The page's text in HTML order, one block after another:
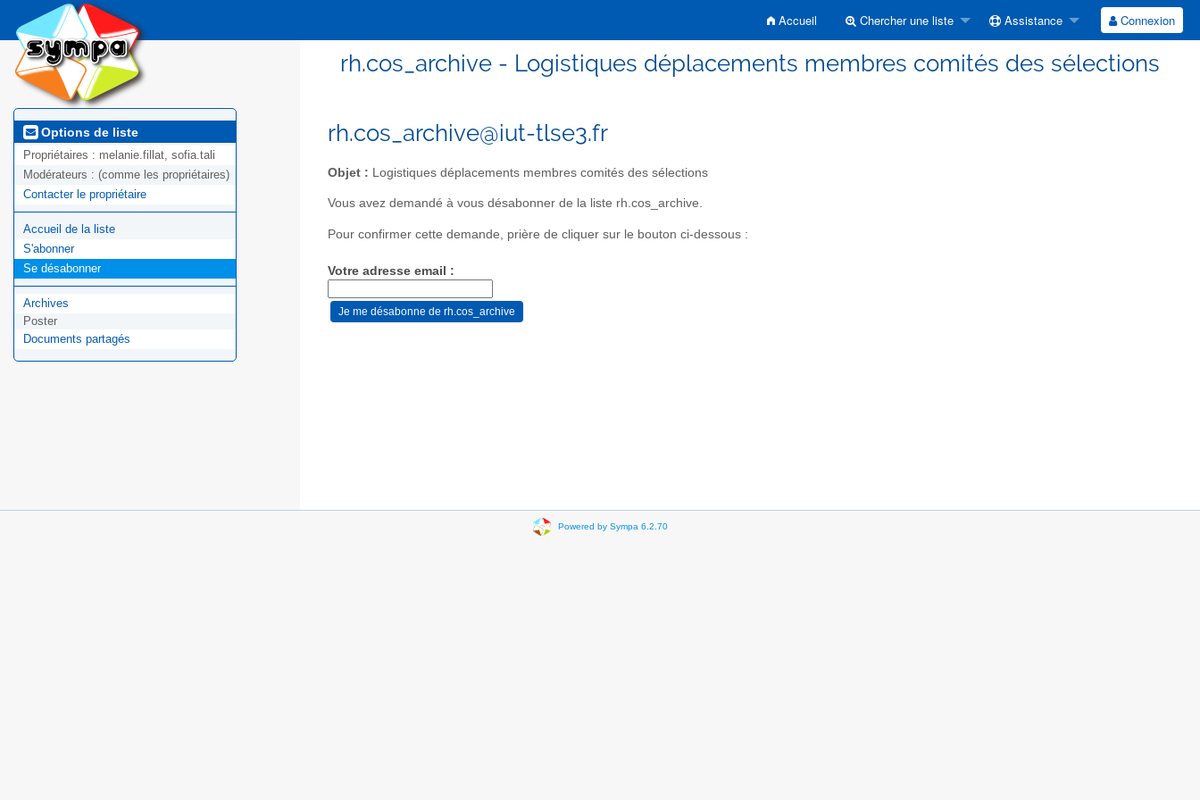
Accueil Chercher une liste Assistance Connexion
rh.cos_archive - Logistiques déplacements membres comités des sélections
Options de liste
Propriétaires : melanie.fillat, sofia.tali
Modérateurs : (comme les propriétaires)
Contacter le propriétaire
Accueil de la liste
S'abonner
Se désabonner
Archives
Poster
Documents partagés
rh.cos_archive@iut-tlse3.fr
Objet : Logistiques déplacements membres comités des sélections
Vous avez demandé à vous désabonner de la liste rh.cos_archive.
Pour confirmer cette demande, prière de cliquer sur le bouton ci-dessous :
Votre adresse email :
Powered by Sympa 6.2.70